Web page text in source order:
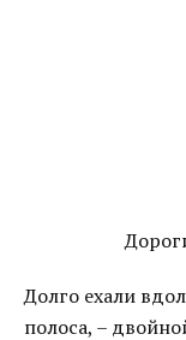
Долго ехали
полоса, –